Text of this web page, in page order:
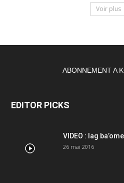
Voir plus
ABONNEMENT A
EDITOR PICKS
VIDEO : lag
26 mai 2016